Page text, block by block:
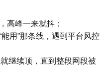
高峰一来就抖；
用”那条线，遇到平台风控
继续顶，直到整段网段被